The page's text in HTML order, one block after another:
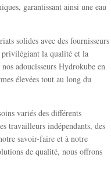
garantissant ainsi une eau
solides avec des fournisseurs
privilégiant la qualité et la
adoucisseurs Hydrokube en
élevées tout au long du
variés des différents
travailleurs indépendants, des
savoir-faire et à notre
de qualité, nous offrons